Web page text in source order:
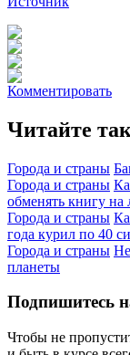
Комментировать
Читайте
Города и страны
Города и страны
обменять книгу
Города и страны
года курил по 40
Города и страны
планеты
Подпишитесь
Чтобы не